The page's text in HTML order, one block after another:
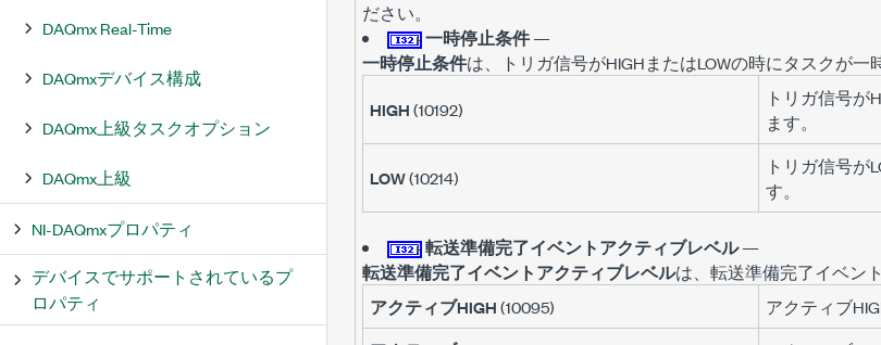
DAQmx Real-Time
DAQmxデバイス構成
DAQmx上級タスクオプション
DAQmx上級
NI-DAQmxプロパティ
デバイスでサポートされているプ
ロパティ
ださい。
一時停止条件—
一時停止条件は、トリガ信号がHIGHまたはLOWの時にタスクが一
HIGH(10192)
トリガ信号が
ます。
LOW(10214)
トリガ信号が
す。
転送準備完了イベントアクティブレベル—
転送準備完了イベントアクティブレベルは、転送準備完了イベン
アクティブHIGH(10095)
アクティブ